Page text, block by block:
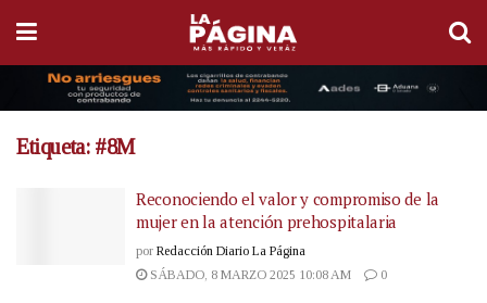
Etiqueta: #8M
Reconociendo el valor y compromiso de la
mujer en la atención prehospitalaria
por Redacción Diario La Página
SÁBADO, 8 MARZO 2025 10:08 AM
0